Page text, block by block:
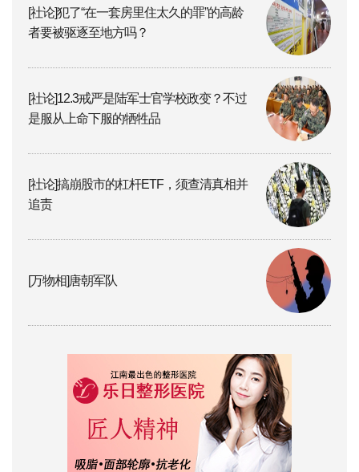
[社论]犯了“在一套房里住太久的罪”的高龄
者要被驱逐至地方吗？
[社论]12.3戒严是陆军士官学校政变？不过
是服从上命下服的牺牲品
[社论]搞崩股市的杠杆ETF，须查清真相并
追责
[万物相]唐朝军队